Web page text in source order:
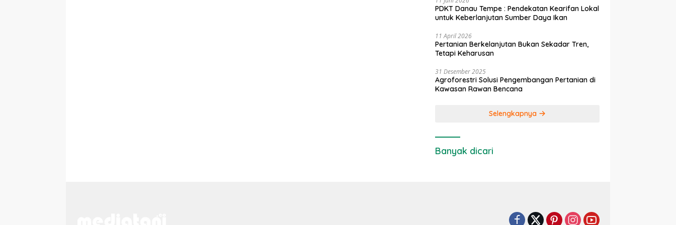
PDKT Danau Tempe : Pendekatan Kearifan Lokal
untuk Keberlanjutan Sumber Daya Ikan
11 April 2026
Pertanian Berkelanjutan Bukan Sekadar Tren,
Tetapi Keharusan
31 Desember 2025
Agroforestri Solusi Pengembangan Pertanian di
Kawasan Rawan Bencana
Selengkapnya
Banyak dicari